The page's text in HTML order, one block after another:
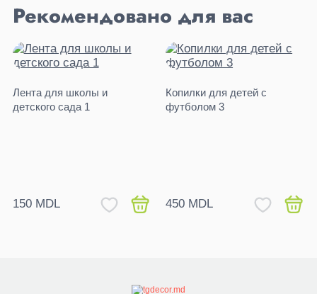
Рекомендовано для вас
Лента для школы и
детского сада 1
150 MDL
Копилки для детей с
футболом 3
450 MDL